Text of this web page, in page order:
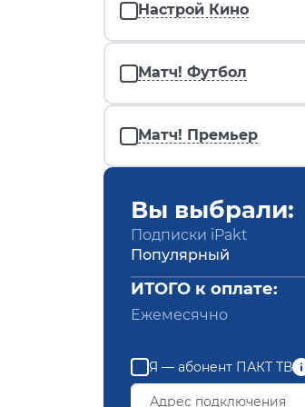
Настрой Кино
Матч! Футбол
Матч! Премьер
Вы выбрали:
Подписки iPakt
Популярный
ИТОГО к оплате:
Ежемесячно
Я — абонент ПАКТ ТВ